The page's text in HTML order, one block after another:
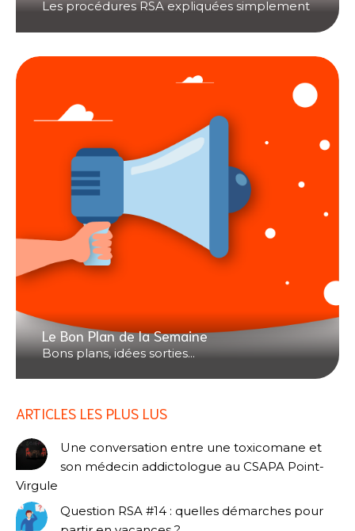
Les procédures RSA expliquées simplement
Le Bon Plan de la Semaine
Bons plans, idées sorties...
ARTICLES LES PLUS LUS
Une conversation entre une toxicomane et
son médecin addictologue au CSAPA Point-
Virgule
Question RSA #14 : quelles démarches pour